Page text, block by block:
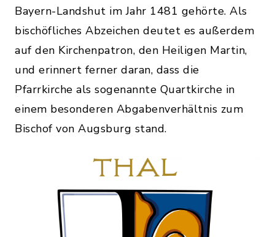
Bayern-Landshut im Jahr 1481 gehörte. Als
bischöfliches Abzeichen deutet es außerdem
auf den Kirchenpatron, den Heiligen Martin,
und erinnert ferner daran, dass die
Pfarrkirche als sogenannte Quartkirche in
einem besonderen Abgabenverhältnis zum
Bischof von Augsburg stand.